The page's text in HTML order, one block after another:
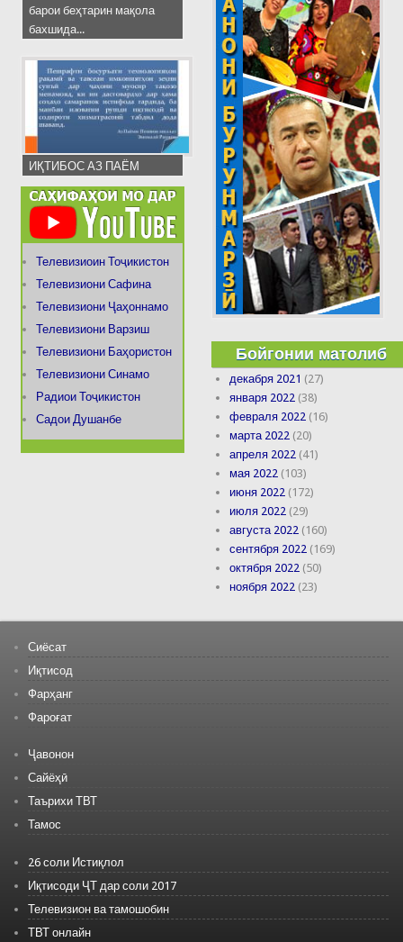
барои беҳтарин мақола
бахшида...
ИҚТИБОС АЗ ПАЁМ
Телевизиоин Тоҷикистон
Телевизиони Сафина
Телевизиони Ҷаҳоннамо
Телевизиони Варзиш
Телевизиони Баҳористон
Телевизиони Синамо
Радиои Тоҷикистон
Садои Душанбе
Бойгонии матолиб
декабря 2021 (27)
января 2022 (38)
февраля 2022 (16)
марта 2022 (20)
апреля 2022 (41)
мая 2022 (103)
июня 2022 (172)
июля 2022 (29)
августа 2022 (160)
сентября 2022 (169)
октября 2022 (50)
ноября 2022 (23)
Сиёсат
Иқтисод
Фарҳанг
Фароғат
Ҷавонон
Сайёҳӣ
Таърихи ТВТ
Тамос
26 соли Истиқлол
Иқтисоди ҶТ дар соли 2017
Телевизион ва тамошобин
ТВТ онлайн